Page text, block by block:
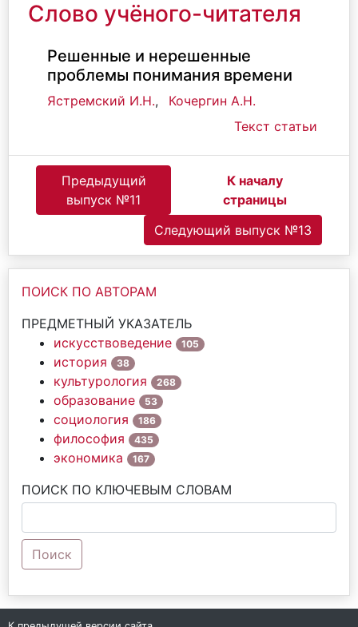
Слово учёного-читателя
Решенные и нерешенные
проблемы понимания времени
Ястремский И.Н.,
Кочергин А.Н.
Текст статьи
Предыдущий
выпуск №11
К началу
страницы
Следующий выпуск №13
ПОИСК ПО АВТОРАМ
ПРЕДМЕТНЫЙ УКАЗАТЕЛЬ
искусствоведение
105
история 38
культурология 268
образование 53
социология 186
философия 435
экономика 167
ПОИСК ПО КЛЮЧЕВЫМ СЛОВАМ
Поиск